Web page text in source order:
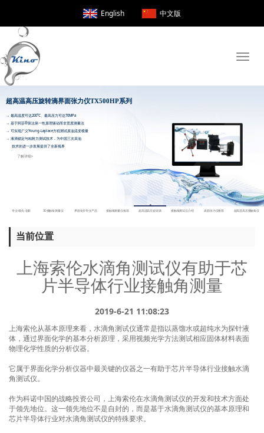
English 中文版
Toggle
超高温高压旋转滴界面张力仪
→ 最高温度可达200℃、最高压力可达70MPa
→ 基于阿莎®算法第一性原理驱动而非宽度测量法
→ 液滴锁定与粘附力测试技术，为中国三次采油
技术的进一步发展提供了全新视界
当前位置
上海索伦水滴角测试仪有助于芯
片半导体行业接触角测量
2019-6-21 11:08:23
上海索伦从基本原理来看， 水滴角测试仪通常是指以蒸馏水或超纯水为探针液
体，通过界面化学的基本分析原理，采用视频光学方法测试相应固体材料表面
物理化学性质的分析仪器。
它属于界面化学分析仪器中最关键的仪器之一有助于芯片半导体行业接触水滴
角测试仪。
作为科诺中国的战略投资公司，上海索伦在水滴角测试仪的开发和技术方面处
于领先地位。这一领先地位不是自封的，而是基于水滴角测试仪的基本原理和
芯片半导体行业对水滴角测试仪的特殊要求。